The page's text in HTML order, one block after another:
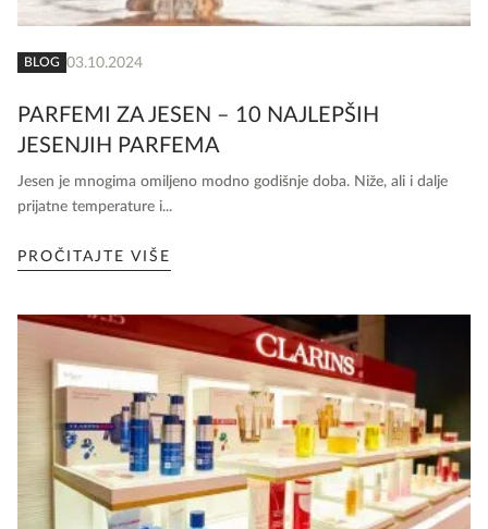
BLOG 03.10.2024
PARFEMI ZA JESEN – 10 NAJLEPŠIH
JESENJIH PARFEMA
Jesen je mnogima omiljeno modno godišnje doba. Niže, ali i dalje
prijatne temperature i...
PROČITAJTE VIŠE